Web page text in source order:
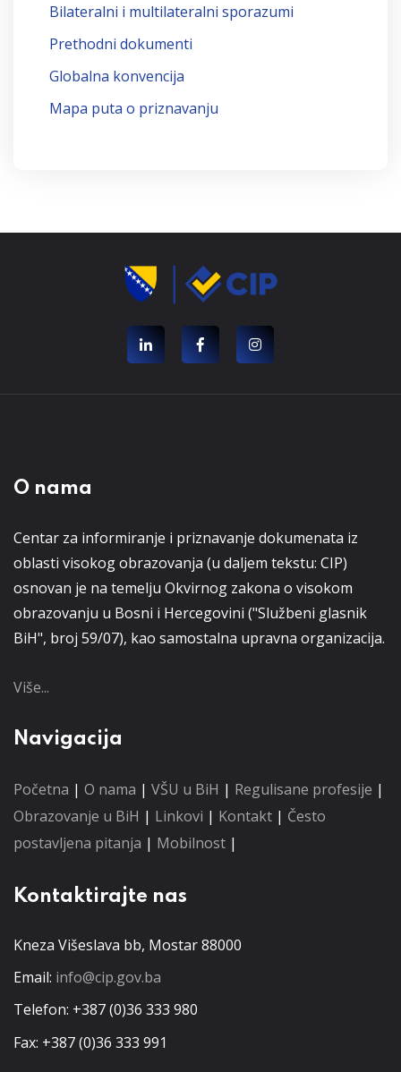
Bilateralni i multilateralni sporazumi
Prethodni dokumenti
Globalna konvencija
Mapa puta o priznavanju
O nama
Centar za informiranje i priznavanje dokumenata iz
oblasti visokog obrazovanja (u daljem tekstu: CIP)
osnovan je na temelju Okvirnog zakona o visokom
obrazovanju u Bosni i Hercegovini ("Službeni glasnik
BiH", broj 59/07), kao samostalna upravna organizacija.
Više...
Navigacija
Početna | O nama | VŠU u BiH | Regulisane profesije |
Obrazovanje u BiH | Linkovi | Kontakt | Često
postavljena pitanja | Mobilnost |
Kontaktirajte nas
Kneza Višeslava bb, Mostar 88000
Email: info@cip.gov.ba
Telefon: +387 (0)36 333 980
Fax: +387 (0)36 333 991